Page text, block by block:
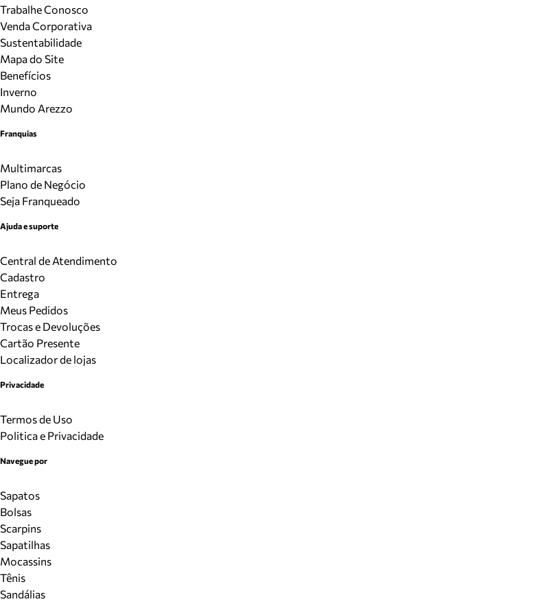
Trabalhe Conosco
Venda Corporativa
Sustentabilidade
Mapa do Site
Benefícios
Inverno
Mundo Arezzo
Franquias
Multimarcas
Plano de Negócio
Seja Franqueado
Ajuda e suporte
Central de Atendimento
Cadastro
Entrega
Meus Pedidos
Trocas e Devoluções
Cartão Presente
Localizador de lojas
Privacidade
Termos de Uso
Politica e Privacidade
Navegue por
Sapatos
Bolsas
Scarpins
Sapatilhas
Mocassins
Tênis
Sandálias